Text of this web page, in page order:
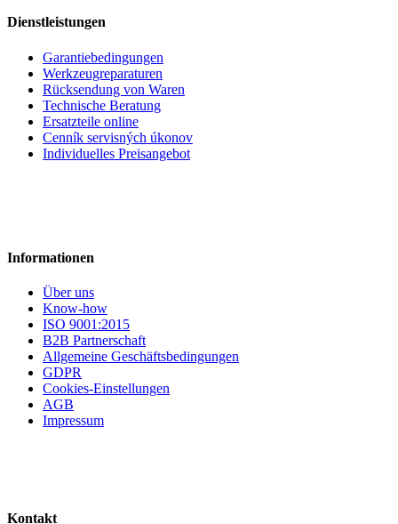
Dienstleistungen
Garantiebedingungen
Werkzeugreparaturen
Rücksendung von Waren
Technische Beratung
Ersatzteile online
Cenník servisných úkonov
Individuelles Preisangebot
Informationen
Über uns
Know-how
ISO 9001:2015
B2B Partnerschaft
Allgemeine Geschäftsbedingungen
GDPR
Cookies-Einstellungen
AGB
Impressum
Kontakt